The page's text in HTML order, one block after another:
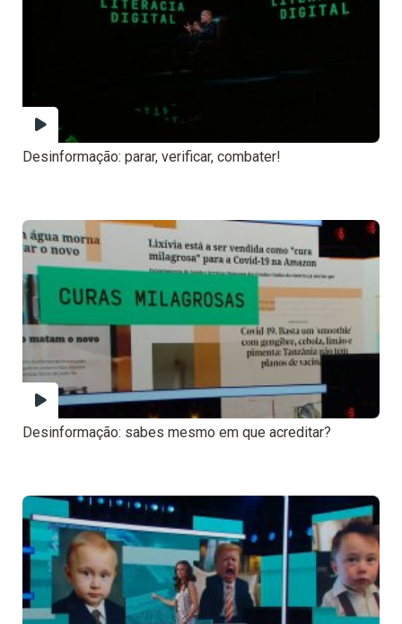
Desinformação: parar, verificar, combater!
Desinformação: sabes mesmo em que acreditar?